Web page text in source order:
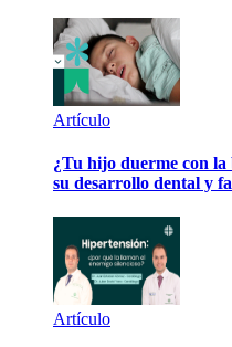
Artículo
¿Tu hijo duerme con
su desarrollo dental y
Artículo